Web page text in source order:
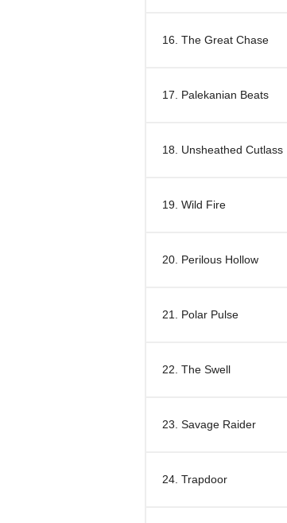
16. The Great Chase
17. Palekanian Beats
18. Unsheathed Cutlass
19. Wild Fire
20. Perilous Hollow
21. Polar Pulse
22. The Swell
23. Savage Raider
24. Trapdoor